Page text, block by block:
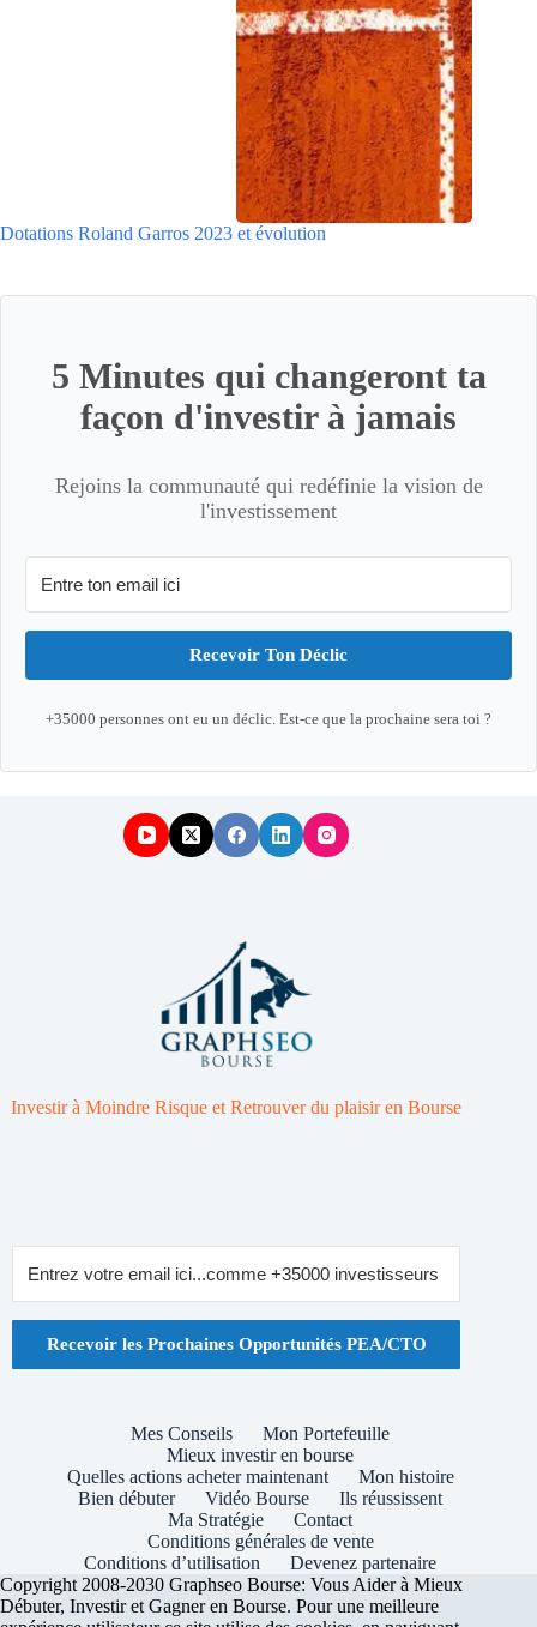
Dotations Roland Garros 2023 et évolution
5 Minutes qui changeront ta
façon d'investir à jamais
Rejoins la communauté qui redéfinie la vision de
l'investissement
Recevoir Ton Déclic
+35000 personnes ont eu un déclic. Est-ce que la prochaine sera toi ?
Investir à Moindre Risque et Retrouver du plaisir en Bourse
Recevoir les Prochaines Opportunités PEA/CTO
Mes Conseils
Mon Portefeuille
Mieux investir en bourse
Quelles actions acheter maintenant
Mon histoire
Bien débuter
Vidéo Bourse
Ils réussissent
Ma Stratégie
Contact
Conditions générales de vente
Conditions d’utilisation
Devenez partenaire
Copyright 2008-2030 Graphseo Bourse: Vous Aider à Mieux
Débuter, Investir et Gagner en Bourse. Pour une meilleure